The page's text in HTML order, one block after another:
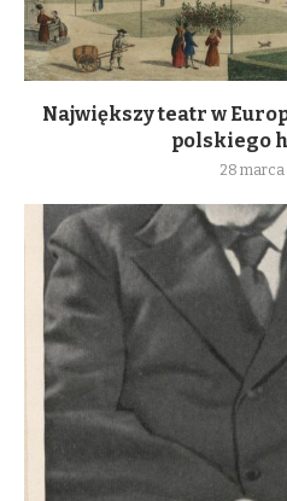
Największy teatr w
polskiego
28 marca